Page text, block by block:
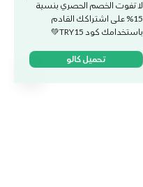
لا تفوت الخصم الحصري بنسبة
15% على اشتراكك القادم
باستخدامك كود TRY15💚
تحميل كالو